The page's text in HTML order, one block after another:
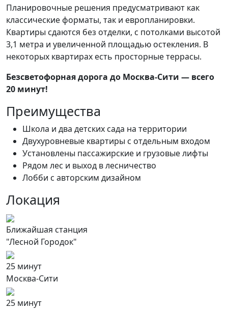
Планировочные решения предусматривают как
классические форматы, так и европланировки.
Квартиры сдаются без отделки, с потолками высотой
3,1 метра и увеличенной площадью остекления. В
некоторых квартирах есть просторные террасы.
Безсветофорная дорога до Москва-Сити — всего
20 минут!
Преимущества
Школа и два детских сада на территории
Двухуровневые квартиры с отдельным входом
Установлены пассажирские и грузовые лифты
Рядом лес и выход в лесничество
Лобби с авторским дизайном
Локация
Ближайшая станция
"Лесной Городок"
25 минут
Москва-Сити
25 минут